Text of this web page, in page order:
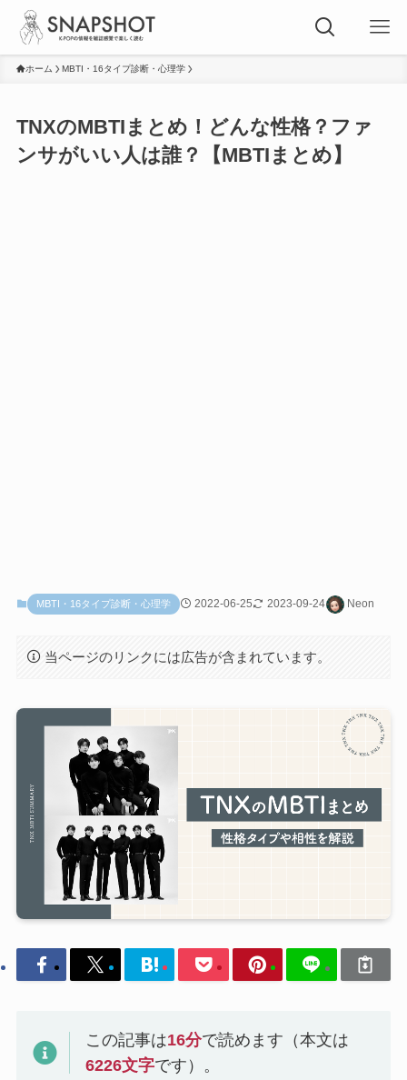
ホーム MBTI・16タイプ診断・心理学
TNXのMBTIまとめ！どんな性格？ファ
ンサがいい人は誰？【MBTIまとめ】
MBTI・16タイプ診断・心理学 2022-06-25 2023-09-24 Neon
当ページのリンクには広告が含まれています。
この記事は16分で読めます（本文は
6226文字です）。